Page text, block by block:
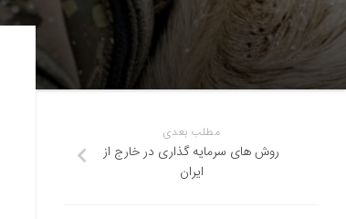
مطلب بعدی
روش های سرمایه گذاری در خارج از
ایران